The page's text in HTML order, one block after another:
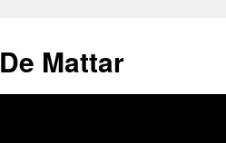
De Mattar